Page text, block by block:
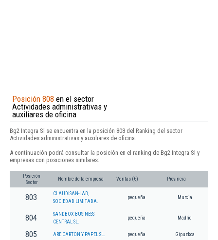
Posición 808 en el sector
Actividades administrativas y
auxiliares de oficina
Bg2 Integra Sl se encuentra en la posición 808 del Ranking del sector
Actividades administrativas y auxiliares de oficina.
A continuación podrá consultar la posición en el ranking de Bg2 Integra Sl y
empresas con posiciones similares:
Posición
Sector
Nombre de la empresa Ventas (€) Provincia
803
CLAUDISAN-LAB,
SOCIEDAD LIMITADA.
pequeña Murcia
804
SANDBOX BUSINESS
CENTRAL SL.
pequeña Madrid
805 ARE CARTON Y PAPEL SL. pequeña Gipuzkoa